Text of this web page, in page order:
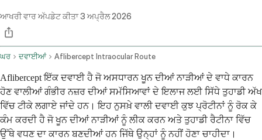
ਆਖਰੀ ਵਾਰ ਅੱਪਡੇਟ ਕੀਤਾ3 ਅਪ੍ਰੈਲ 2026
ਘਰ ਦਵਾਈਆਂ Aflibercept Intraocular Route
Aflibercept ਇੱਕ ਦਵਾਈ ਹੈ ਜੋ ਅਸਧਾਰਨ ਖੂਨ ਦੀਆਂ ਨਾੜੀਆਂ ਦੇ ਵਾਧੇ ਕਾਰਨ
ਹੋਣ ਵਾਲੀਆਂ ਗੰਭੀਰ ਨਜ਼ਰ ਦੀਆਂ ਸਮੱਸਿਆਵਾਂ ਦੇ ਇਲਾਜ ਲਈ ਸਿੱਧੇ ਤੁਹਾਡੀ ਅੱਖ
ਵਿੱਚ ਟੀਕੇ ਲਗਾਏ ਜਾਂਦੇ ਹਨ। ਇਹ ਨੁਸਖ਼ੇ ਵਾਲੀ ਦਵਾਈ ਕੁਝ ਪ੍ਰੋਟੀਨਾਂ ਨੂੰ ਰੋਕ ਕੇ
ਕੰਮ ਕਰਦੀ ਹੈ ਜੋ ਖੂਨ ਦੀਆਂ ਨਾੜੀਆਂ ਨੂੰ ਲੀਕ ਕਰਨ ਅਤੇ ਤੁਹਾਡੀ ਰੈਟੀਨਾ ਵਿੱਚ
ਉੱਥੇ ਵਧਣ ਦਾ ਕਾਰਨ ਬਣਦੀਆਂ ਹਨ ਜਿੱਥੇ ਉਨ੍ਹਾਂ ਨੂੰ ਨਹੀਂ ਹੋਣਾ ਚਾਹੀਦਾ।